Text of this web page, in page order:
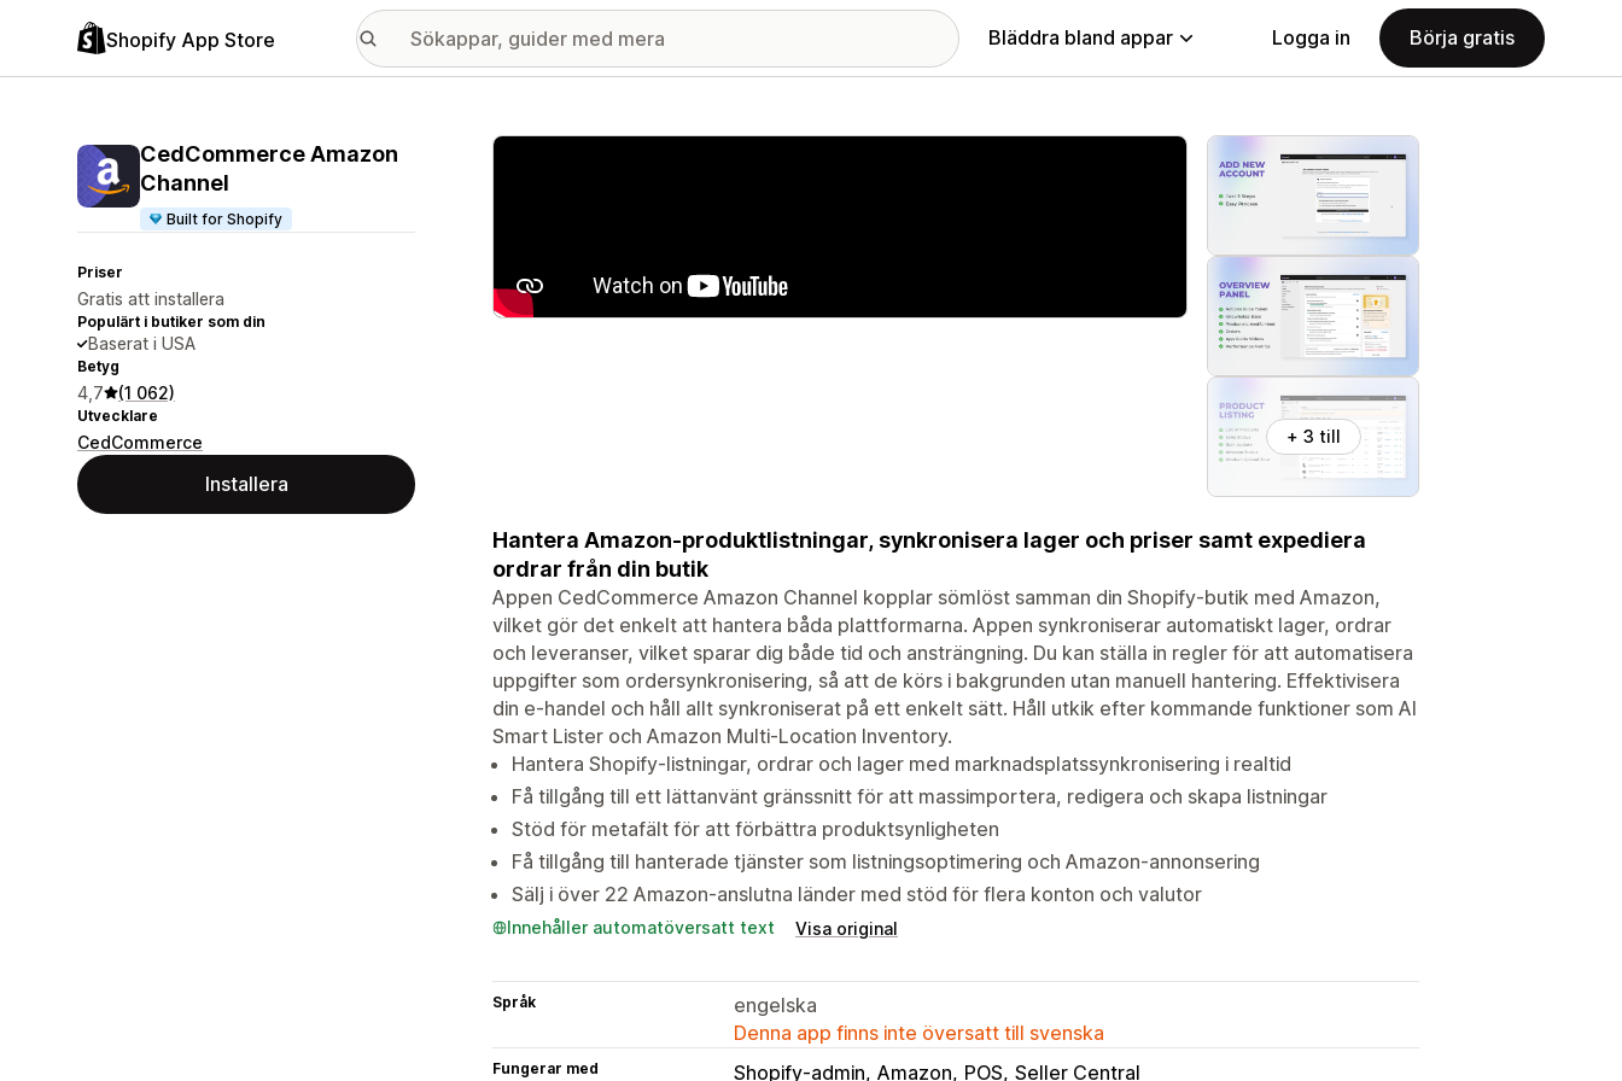
Shopify App Store Bläddra bland appar Logga in Börja gratis
CedCommerce Amazon
Channel
Built for Shopify
Priser
Gratis att installera
Populärt i butiker som din
Baserat i USA
Betyg
4,7 (1 062)
Utvecklare
CedCommerce
Installera
Galleri med utvalda bilder
+ 3 till
Hantera Amazon-produktlistningar, synkronisera lager och priser samt expediera
ordrar från din butik
Appen CedCommerce Amazon Channel kopplar sömlöst samman din Shopify-butik med Amazon,
vilket gör det enkelt att hantera båda plattformarna. Appen synkroniserar automatiskt lager, ordrar
och leveranser, vilket sparar dig både tid och ansträngning. Du kan ställa in regler för att automatisera
uppgifter som ordersynkronisering, så att de körs i bakgrunden utan manuell hantering. Effektivisera
din e-handel och håll allt synkroniserat på ett enkelt sätt. Håll utkik efter kommande funktioner som AI
Smart Lister och Amazon Multi-Location Inventory.
Hantera Shopify-listningar, ordrar och lager med marknadsplatssynkronisering i realtid
Få tillgång till ett lättanvänt gränssnitt för att massimportera, redigera och skapa listningar
Stöd för metafält för att förbättra produktsynligheten
Få tillgång till hanterade tjänster som listningsoptimering och Amazon-annonsering
Sälj i över 22 Amazon-anslutna länder med stöd för flera konton och valutor
Innehåller automatöversatt text Visa original
Språk
engelska
Denna app finns inte översatt till svenska
Fungerar med Shopify-admin Amazon POS Seller Central